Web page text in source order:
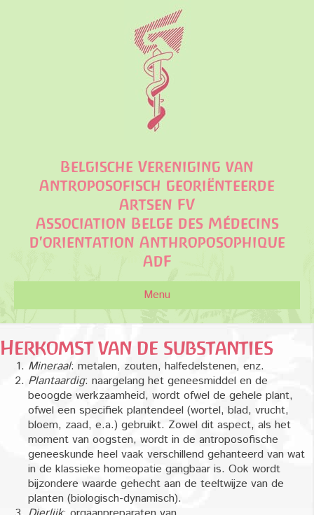
Belgische Vereniging van
Antroposofisch georiënteerde
Artsen FV
Association Belge des Médecins
d'orientation Anthroposophique
AdF
Menu
Herkomst van de substanties
Mineraal: metalen, zouten, halfedelstenen, enz.
Plantaardig: naargelang het geneesmiddel en de
beoogde werkzaamheid, wordt ofwel de gehele plant,
ofwel een specifiek plantendeel (wortel, blad, vrucht,
bloem, zaad, e.a.) gebruikt. Zowel dit aspect, als het
moment van oogsten, wordt in de antroposofische
geneeskunde heel vaak verschillend gehanteerd van wat
in de klassieke homeopatie gangbaar is. Ook wordt
bijzondere waarde gehecht aan de teeltwijze van de
planten (biologisch-dynamisch).